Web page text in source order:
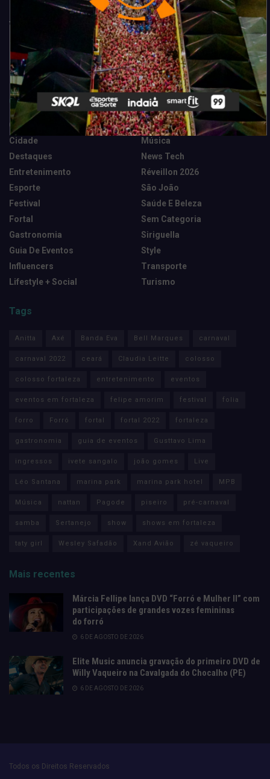
Categorias
Camarote Vip Junino
Cidade
Destaques
Entretenimento
Esporte
Festival
Fortal
Gastronomia
Guia De Eventos
Influencers
Lifestyle + Social
Marketing E Negócios
Música
News Tech
Réveillon 2026
São João
Saúde E Beleza
Sem Categoria
Siriguella
Style
Transporte
Turismo
Tags
Anitta Axé Banda Eva Bell Marques carnaval
carnaval 2022 ceará Claudia Leitte colosso
colosso fortaleza entretenimento eventos
eventos em fortaleza felipe amorim festival folia
forro Forró fortal fortal 2022 fortaleza
gastronomia guia de eventos Gusttavo Lima
ingressos ivete sangalo joão gomes Live
Léo Santana marina park marina park hotel MPB
Música nattan Pagode piseiro pré-carnaval
samba Sertanejo show shows em fortaleza
taty girl Wesley Safadão Xand Avião zé vaqueiro
Mais recentes
Márcia Fellipe lança DVD “Forró e Mulher II” com
participações de grandes vozes femininas
do forró
6 DE AGOSTO DE 2026
Elite Music anuncia gravação do primeiro DVD de
Willy Vaqueiro na Cavalgada do Chocalho (PE)
6 DE AGOSTO DE 2026
Todos os Direitos Reservados